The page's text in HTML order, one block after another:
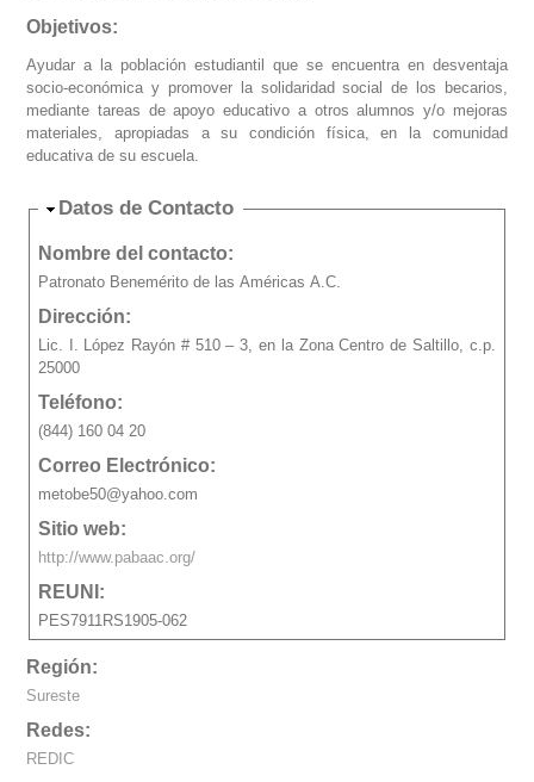
Objetivos:
Ayudar a la población estudiantil que se encuentra en desventaja
socio-económica y promover la solidaridad social de los becarios,
mediante tareas de apoyo educativo a otros alumnos y/o mejoras
materiales, apropiadas a su condición física, en la comunidad
educativa de su escuela.
Ocultar
Datos de Contacto
Nombre del contacto:
Patronato Benemérito de las Américas A.C.
Dirección:
Lic. I. López Rayón # 510 – 3, en la Zona Centro de Saltillo, c.p.
25000
Teléfono:
(844) 160 04 20
Correo Electrónico:
metobe50@yahoo.com
Sitio web:
http://www.pabaac.org/
REUNI:
PES7911RS1905-062
Región:
Sureste
Redes:
REDIC